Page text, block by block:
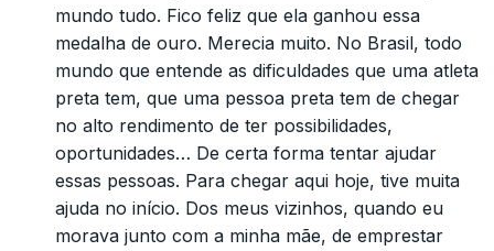
mundo tudo. Fico feliz que ela ganhou essa
medalha de ouro. Merecia muito. No Brasil, todo
mundo que entende as dificuldades que uma atleta
preta tem, que uma pessoa preta tem de chegar
no alto rendimento de ter possibilidades,
oportunidades… De certa forma tentar ajudar
essas pessoas. Para chegar aqui hoje, tive muita
ajuda no início. Dos meus vizinhos, quando eu
morava junto com a minha mãe, de emprestar